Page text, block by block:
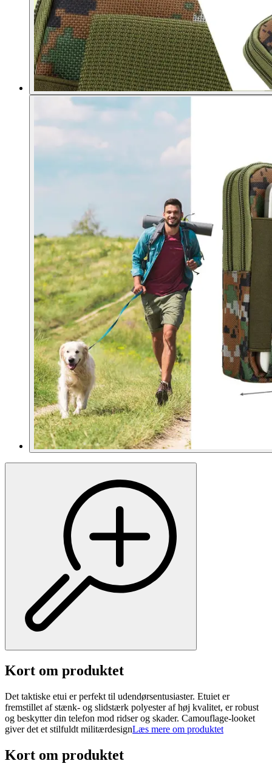
Kort om produktet
Det taktiske etui er perfekt til udendørsentusiaster. Etuiet er
fremstillet af stænk- og slidstærk polyester af høj kvalitet, er robust
og beskytter din telefon mod ridser og skader. Camouflage-looket
giver det et stilfuldt militærdesignLæs mere om produktet
Kort om produktet